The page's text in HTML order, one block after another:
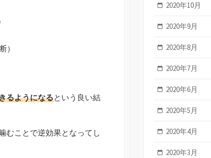
）
るようになるという良い結
むことで逆効果となってし
2020年10月
2020年9月
2020年8月
2020年7月
2020年6月
2020年5月
2020年4月
2020年3月